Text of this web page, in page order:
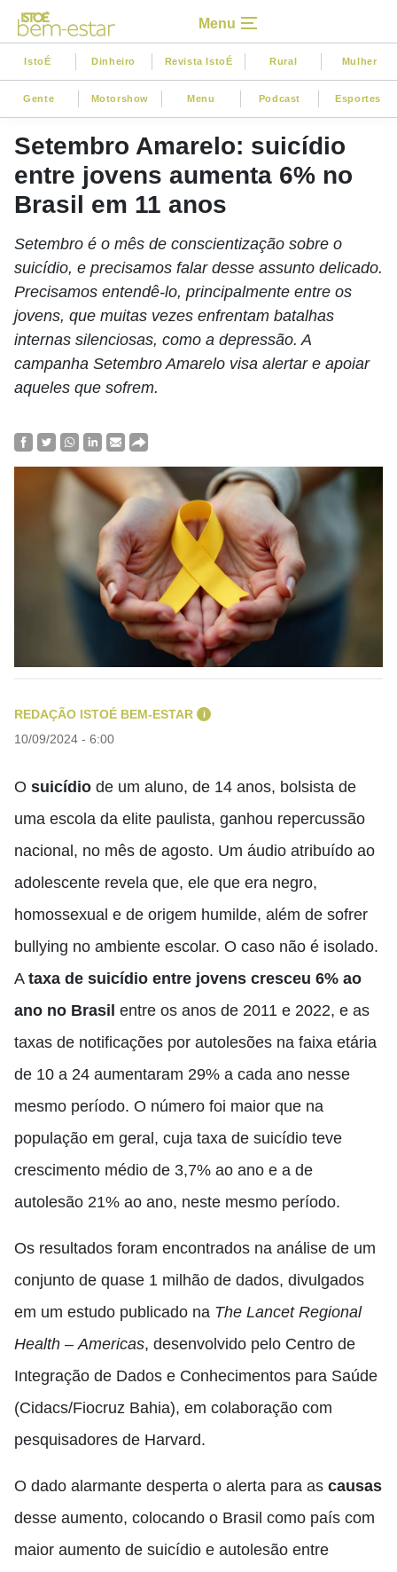
Menu
IstoÉ Dinheiro Revista IstoÉ Rural Mulher
Gente Motorshow Menu Podcast Esportes
Setembro Amarelo: suicídio
entre jovens aumenta 6% no
Brasil em 11 anos
Setembro é o mês de conscientização sobre o
suicídio, e precisamos falar desse assunto delicado.
Precisamos entendê-lo, principalmente entre os
jovens, que muitas vezes enfrentam batalhas
internas silenciosas, como a depressão. A
campanha Setembro Amarelo visa alertar e apoiar
aqueles que sofrem.
REDAÇÃO ISTOÉ BEM-ESTAR i
10/09/2024 - 6:00
O suicídio de um aluno, de 14 anos, bolsista de
uma escola da elite paulista, ganhou repercussão
nacional, no mês de agosto. Um áudio atribuído ao
adolescente revela que, ele que era negro,
homossexual e de origem humilde, além de sofrer
bullying no ambiente escolar. O caso não é isolado.
A taxa de suicídio entre jovens cresceu 6% ao
ano no Brasil entre os anos de 2011 e 2022, e as
taxas de notificações por autolesões na faixa etária
de 10 a 24 aumentaram 29% a cada ano nesse
mesmo período. O número foi maior que na
população em geral, cuja taxa de suicídio teve
crescimento médio de 3,7% ao ano e a de
autolesão 21% ao ano, neste mesmo período.
Os resultados foram encontrados na análise de um
conjunto de quase 1 milhão de dados, divulgados
em um estudo publicado na The Lancet Regional
Health –Americas, desenvolvido pelo Centro de
Integração de Dados e Conhecimentos para Saúde
(Cidacs/Fiocruz Bahia), em colaboração com
pesquisadores de Harvard.
O dado alarmante desperta o alerta para as causas
desse aumento, colocando o Brasil como país com
maior aumento de suicídio e autolesão entre